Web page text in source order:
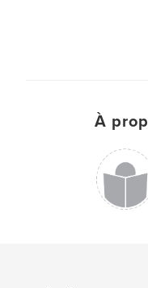
À